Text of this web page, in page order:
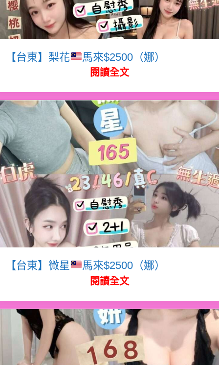
【台東】梨花 馬來$2500（娜）
閱讀全文
【台東】微星 馬來$2500（娜）
閱讀全文